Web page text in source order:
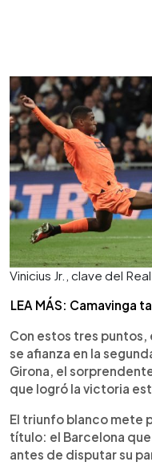
Vinicius Jr., clave del
LEA MÁS: Camavinga
Con estos tres puntos,
se afianza en la
Girona, el
que logró la victoria
El triunfo blanco mete
título: el Barcelona
antes de disputar su